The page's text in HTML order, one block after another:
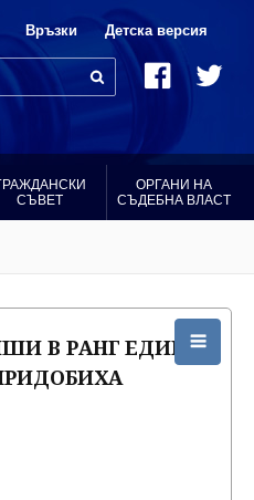
Връзки Детска версия
СЪВЕТ
ОРГАНИ НА
СЪДЕБНА ВЛАСТ
В РАНГ ЕДИН